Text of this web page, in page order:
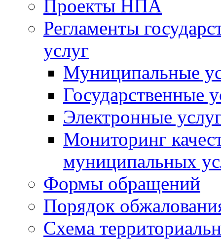
Проекты НПА
Регламенты
услуг
Муниципальные
Государственные
Электронные
Мониторинг
муниципальных
Формы обращений
Порядок
Схема